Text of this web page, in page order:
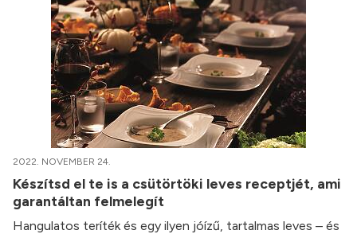
2022. NOVEMBER 24.
Készítsd el te is a csütörtöki leves receptjét, ami
garantáltan felmelegít
Hangulatos teríték és egy ilyen jóízű, tartalmas leves – és